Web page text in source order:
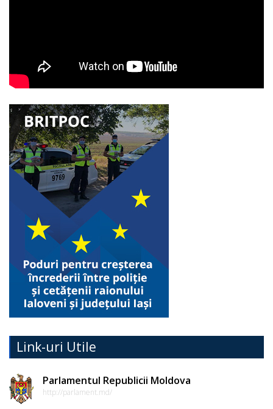
Link-uri Utile
Parlamentul Republicii Moldova
http://parlament.md/